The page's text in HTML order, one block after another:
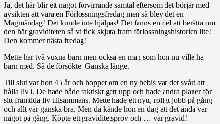
Ja, det här blir ett något förvirrande samtal eftersom det börjar med
avsikten att vara en Förlossningsfredag men så blev det en
Magmåndag! Det kunde inte hjälpas! Det fanns en del att berätta om
den här graviditeten så vi fick skjuta fram förlossningshistorien lite!
Den kommer nästa fredag!
Mette har två vuxna barn men också en man som hon nu ville ha
barn med. Så de försökte. Ganska länge.
Till slut var hon 45 år och hoppet om en ny bebis var det svårt att
hålla liv i. De hade både faktiskt gett upp och hade andra planer för
sitt framtida liv tillsammans. Mette hade ett nytt, roligt jobb på gång
och allt var ganska bra. Men då kände hon en dag att det ändå var
något på gång. Köpte ett graviditetsprov och … var gravid!